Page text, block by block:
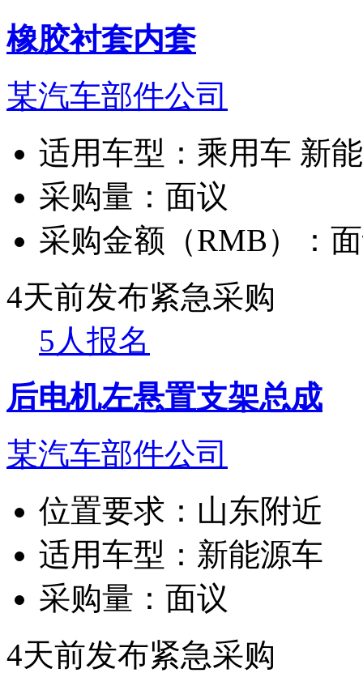
橡胶衬套内套
某汽车部件公司
适用车型： 乘用车 新
采购量： 面议
采购金额（RMB）：
4天前发布紧急采购
5人报名
后电机左悬置支架总成
某汽车部件公司
位置要求： 山东附近
适用车型： 新能源车
采购量： 面议
4天前发布紧急采购